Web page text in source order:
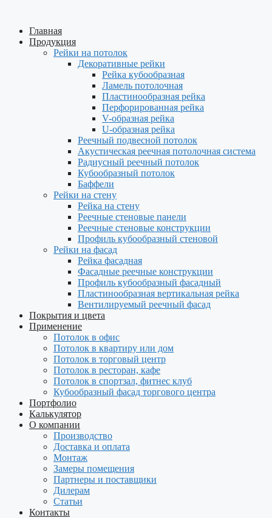
содержимому
Главная
Продукция
Рейки на потолок
Декоративные рейки
Рейка кубообразная
Ламель потолочная
Пластинообразная рейка
Перфорированная рейка
V-образная рейка
U-образная рейка
Реечный подвесной потолок
Акустическая реечная потолочная система
Радиусный реечный потолок
Кубообразный потолок
Баффели
Рейки на стену
Рейка на стену
Реечные стеновые панели
Реечные стеновые конструкции
Профиль кубообразный стеновой
Рейки на фасад
Рейка фасадная
Фасадные реечные конструкции
Профиль кубообразный фасадный
Пластинообразная вертикальная рейка
Вентилируемый реечный фасад
Покрытия и цвета
Применение
Потолок в офис
Потолок в квартиру или дом
Потолок в торговый центр
Потолок в ресторан, кафе
Потолок в спортзал, фитнес клуб
Кубообразный фасад торгового центра
Портфолио
Калькулятор
О компании
Производство
Доставка и оплата
Монтаж
Замеры помещения
Партнеры и поставщики
Дилерам
Статьи
Контакты